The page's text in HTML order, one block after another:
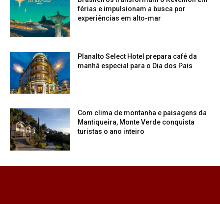
férias e impulsionam a busca por
experiências em alto-mar
Planalto Select Hotel prepara café da
manhã especial para o Dia dos Pais
Com clima de montanha e paisagens da
Mantiqueira, Monte Verde conquista
turistas o ano inteiro